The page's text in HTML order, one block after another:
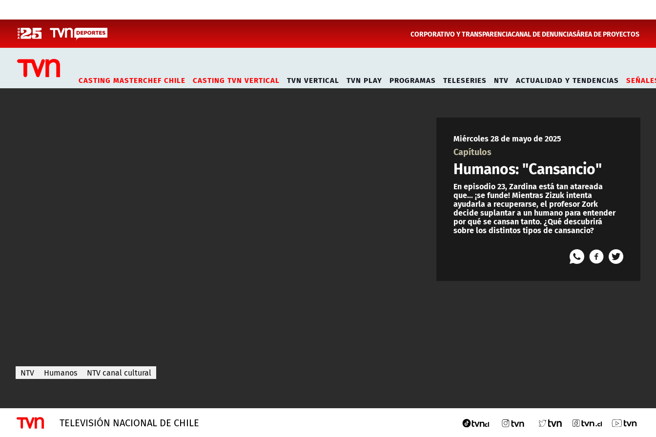
CORPORATIVO Y TRANSPARENCIACANAL DE DENUNCIASÁREA DE PROYECTOS
CASTING MASTERCHEF CHILE CASTING TVN VERTICAL TVN VERTICAL TVN PLAY PROGRAMAS TELESERIES NTV ACTUALIDAD Y TENDENCIAS
Miércoles 28 de mayo de 2025
Capítulos
Humanos: "Cansancio"
En episodio 23, Zardina está tan atareada
que... ¡se funde! Mientras Zizuk intenta
ayudarla a recuperarse, el profesor Zork
decide suplantar a un humano para entender
por qué se cansan tanto. ¿Qué descubrirá
sobre los distintos tipos de cansancio?
NTV Humanos NTV canal cultural
TELEVISIÓN NACIONAL DE CHILE